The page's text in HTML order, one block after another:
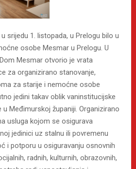
srijedu 1. listopada, u Prelogu bilo u
osobe Mesmar u Prelogu. U
Mesmar otvorio je vrata
za organizirano stanovanje,
za starije i nemoćne osobe
jedini takav oblik vaninstitucijske
Međimurskoj županiji. Organizirano
usluga kojom se osigurava
jedinici uz stalnu ili povremenu
i potporu u osiguravanju osnovnih
radnih, kulturnih, obrazovnih,